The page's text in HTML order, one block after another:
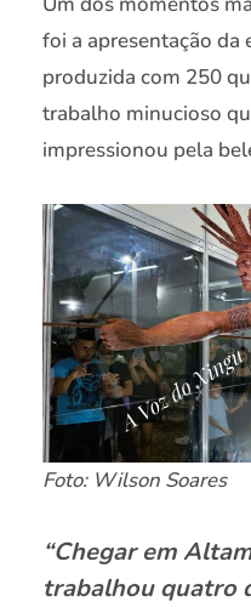
foi a apresentação da
produzida com 250
trabalho minucioso
impressionou pela
Foto: Wilson Soares
“Chegar em
trabalhou quatro